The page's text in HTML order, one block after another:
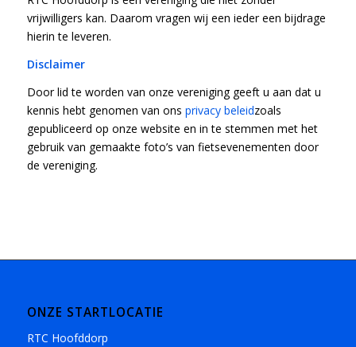
vrijwilligers kan. Daarom vragen wij een ieder een bijdrage
hierin te leveren.
Disclaimer
Door lid te worden van onze vereniging geeft u aan dat u
kennis hebt genomen van ons privacy beleidzoals
gepubliceerd op onze website en in te stemmen met het
gebruik van gemaakte foto’s van fietsevenementen door
de vereniging.
ONZE STARTLOCATIE
RTC Hoofddorp